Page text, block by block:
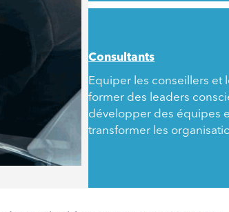
Consultants
Equiper les conseillers et
former des leaders
développer des équipes
transformer les